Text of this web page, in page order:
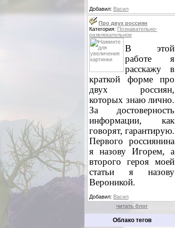
Добавил: Васил
Про двух россиян
Категория: Познавательно-
развлекательное
В этой
работе я
расскажу в
краткой форме про
двух россиян,
которых знаю лично.
За достоверность
информации, как
говорят, гарантирую.
Первого россиянина
я назову Игорем, а
второго героя моей
статьи я назову
Вероникой.
Добавил: Васил
читать блог
Облако тегов